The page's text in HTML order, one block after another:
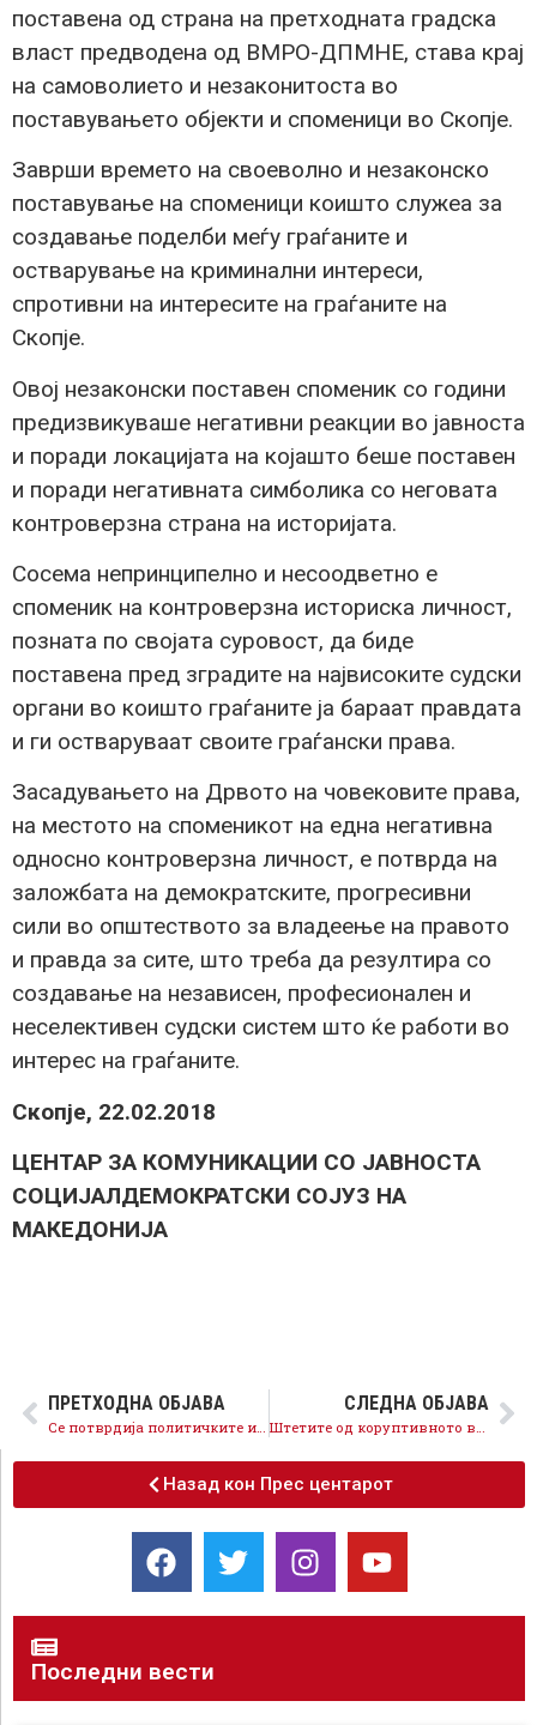
поставена од страна на претходната градска
власт предводена од ВМРО-ДПМНЕ, става крај
на самоволието и незаконитоста во
поставувањето објекти и споменици во Скопје.
Заврши времето на своеволно и незаконско
поставување на споменици коишто служеа за
создавање поделби меѓу граѓаните и
остварување на криминални интереси,
спротивни на интересите на граѓаните на
Скопје.
Овој незаконски поставен споменик со години
предизвикуваше негативни реакции во јавноста
и поради локацијата на којашто беше поставен
и поради негативната симболика со неговата
контроверзна страна на историјата.
Сосема непринципелно и несоодветно е
споменик на контроверзна историска личност,
позната по својата суровост, да биде
поставена пред зградите на највисоките судски
органи во коишто граѓаните ја бараат правдата
и ги остваруваат своите граѓански права.
Засадувањето на Дрвото на човековите права,
на местото на споменикот на една негативна
односно контроверзна личност, е потврда на
заложбата на демократските, прогресивни
сили во општеството за владеење на правото
и правда за сите, што треба да резултира со
создавање на независен, професионален и
неселективен судски систем што ќе работи во
интерес на граѓаните.
Скопје, 22.02.2018
ЦЕНТАР ЗА КОМУНИКАЦИИ СО ЈАВНОСТА
СОЦИЈАЛДЕМОКРАТСКИ СОЈУЗ НА
МАКЕДОНИЈА
ПРЕТХОДНА ОБЈАВА
Се потврдија политичките игри и манипулациите на ВМРО-ДПМНЕ во Собранието
СЛЕДНА ОБЈАВА
Штетите од коруптивното владеење на Никола Груевски и ВМРО-ДПМНЕ се санираат, се спроведуваат мерки за владеење на правото
Назад кон Прес центарот
Последни вести